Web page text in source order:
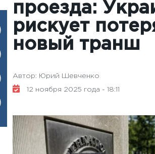
проезда:
рискует
новый транш
Автор: Юрий Шевченко
12 ноября 2025 года - 18:11